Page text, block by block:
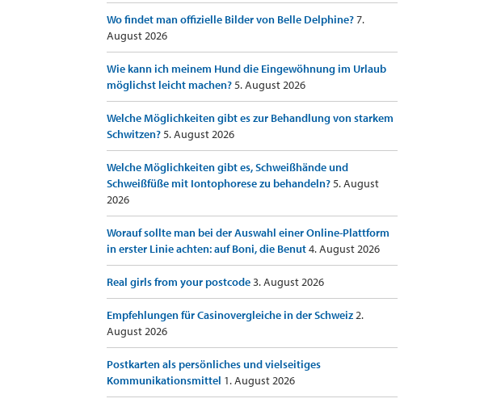
Wo findet man offizielle Bilder von Belle Delphine?7.
August 2026
Wie kann ich meinem Hund die Eingewöhnung im Urlaub
möglichst leicht machen?5. August 2026
Welche Möglichkeiten gibt es zur Behandlung von starkem
Schwitzen?5. August 2026
Welche Möglichkeiten gibt es, Schweißhände und
Schweißfüße mit Iontophorese zu behandeln?5. August
2026
Worauf sollte man bei der Auswahl einer Online-Plattform
in erster Linie achten: auf Boni, die Benut4. August 2026
Real girls from your postcode3. August 2026
Empfehlungen für Casinovergleiche in der Schweiz2.
August 2026
Postkarten als persönliches und vielseitiges
Kommunikationsmittel 1. August 2026